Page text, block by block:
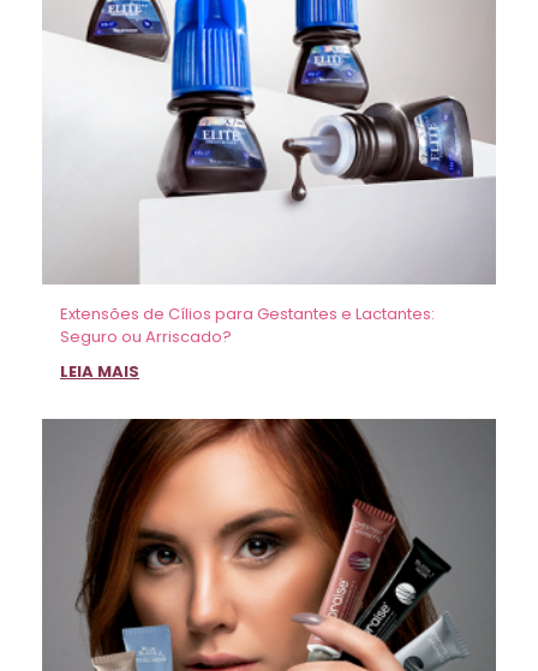
Extensões de Cílios para Gestantes e Lactantes:
Seguro ou Arriscado?
LEIA MAIS